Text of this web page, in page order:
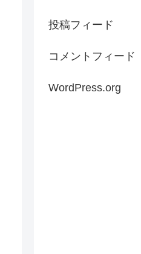
投稿フィード
コメントフィード
WordPress.org